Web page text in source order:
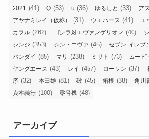
2021 (41) Q (53) u (36) ゆるしと (33) ア
アヤナミレイ（仮称） (31) ウエハース (41) エ
カヲル (262) ゴジラ対エヴァンゲリオン (40)
シンジ (353) シン・エヴァ (45) セブン-イレブ
バンダイ (85) マリ (238) ミサト (73) ムービ
ヤングエース (43) レイ (457) ローソン (37)
序 (32) 本田雄 (81) 破 (45) 箱根 (38) 角川
貞本義行 (100) 零号機 (48)
アーカイブ